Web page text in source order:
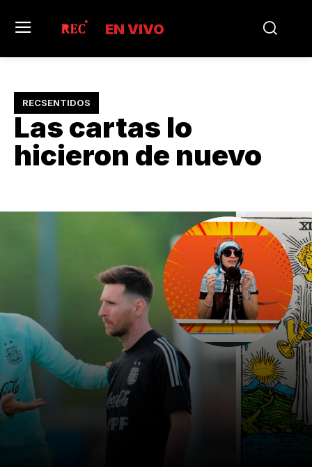
EN VIVO
RECSENTIDOS
Las cartas lo
hicieron de nuevo